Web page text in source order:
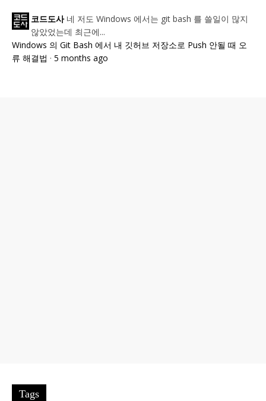
코드도사 네 저도 Windows 에서는 git bash 를 쓸일이 많지
않았었는데 최근에...
Windows 의 Git Bash 에서 내 깃허브 저장소로 Push 안될 때 오
류 해결법 · 5 months ago
Tags